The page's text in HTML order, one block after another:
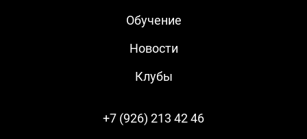
Обучение
Новости
Клубы
+7 (926) 213 42 46